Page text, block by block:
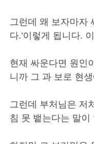
그런데 왜 보자마자
다.'이렇게 됩니다.
현재 싸운다면 원인
니까 그 과 보로 현
그런데 부처님은 저
침 못 뱉는다는 말이